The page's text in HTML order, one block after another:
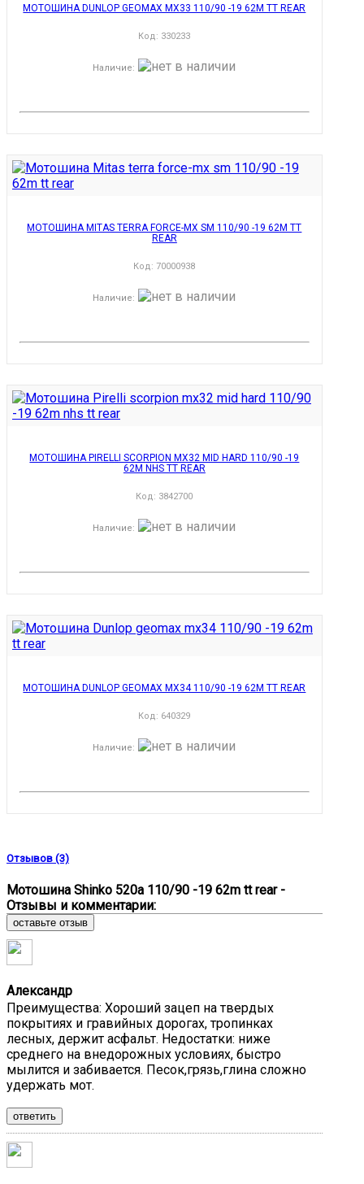
МОТОШИНА DUNLOP GEOMAX MX33 110/90 -19 62M TT REAR
Код: 330233
Наличие:
МОТОШИНА MITAS TERRA FORCE-MX SM 110/90 -19 62M TT
REAR
Код:70000938
Наличие:
МОТОШИНА PIRELLI SCORPION MX32 MID HARD 110/90 -19
62M NHS TT REAR
Код: 3842700
Наличие:
МОТОШИНА DUNLOP GEOMAX MX34 110/90 -19 62M TT REAR
Код: 640329
Наличие:
Отзывов (3)
Мотошина Shinko 520a 110/90 -19 62m tt rear -
Отзывы и комментарии:
оставьте отзыв
Александр
Преимущества: Хороший зацеп на твердых
покрытиях и гравийных дорогах, тропинках
лесных, держит асфальт. Недостатки: ниже
среднего на внедорожных условиях, быстро
мылится и забивается. Песок,грязь,глина сложно
удержать мот.
ответить